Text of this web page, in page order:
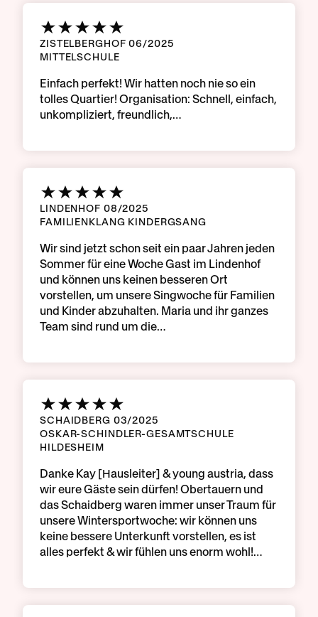
ZISTELBERGHOF 06/2025
MITTELSCHULE
Einfach perfekt! Wir hatten noch nie so ein
tolles Quartier! Organisation: Schnell, einfach,
unkompliziert, freundlich,…
LINDENHOF 08/2025
FAMILIENKLANG KINDERGSANG
Wir sind jetzt schon seit ein paar Jahren jeden
Sommer für eine Woche Gast im Lindenhof
und können uns keinen besseren Ort
vorstellen, um unsere Singwoche für Familien
und Kinder abzuhalten. Maria und ihr ganzes
Team sind rund um die…
SCHAIDBERG 03/2025
OSKAR-SCHINDLER-GESAMTSCHULE
HILDESHEIM
Danke Kay [Hausleiter] & young austria, dass
wir eure Gäste sein dürfen! Obertauern und
das Schaidberg waren immer unser Traum für
unsere Wintersportwoche: wir können uns
keine bessere Unterkunft vorstellen, es ist
alles perfekt & wir fühlen uns enorm wohl!…